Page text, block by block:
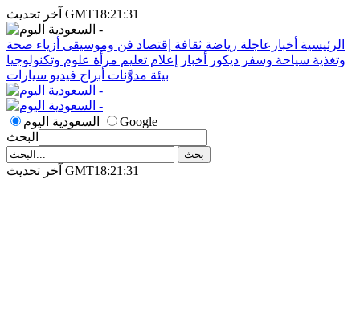
آخر تحديث GMT18:21:31
الرئيسية أخبارعاجلة رياضة ثقافة إقتصاد فن وموسيقى أزياء صحة
وتغذية سياحة وسفر ديكور أخبار إعلام تعليم مرأة علوم وتكنولوجيا
بيئة مدوَّنات أبراج فيديو سيارات
السعودية اليوم
Google
البحث
آخر تحديث GMT18:21:31